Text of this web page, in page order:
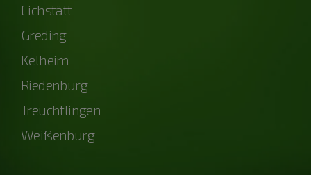
Eichstätt
Greding
Kelheim
Riedenburg
Treuchtlingen
Weißenburg